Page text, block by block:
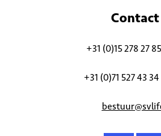
Contact
+31 (0)15 278 27
+31 (0)71 527 43